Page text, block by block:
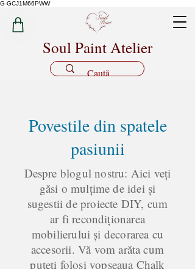
G-GCJ1M66PWW
Soul Paint Atelier
Povestile din spatele
pasiunii
Despre blogul nostru: Aici veți
găsi o mulțime de idei și
sugestii de proiecte DIY, cum
ar fi recondiționarea
mobilierului și decorarea cu
accesorii. Vă vom arăta cum
puteți folosi vopseaua Chalk